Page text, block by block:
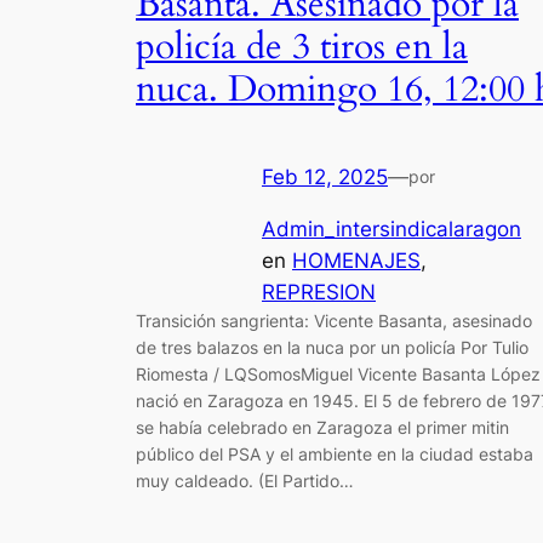
policía de 3 tiros en la
nuca. Domingo 16, 12:00
Feb 12, 2025—por
Admin_intersindicalaragon
en HOMENAJES
REPRESION
Transición sangrienta: Vicente Basanta, asesinado
de tres balazos en la nuca por un policía Por Tulio
Riomesta / LQSomosMiguel Vicente Basanta López
nació en Zaragoza en 1945. El 5 de febrero de
se había celebrado en Zaragoza el primer mitin
público del PSA y el ambiente en la ciudad estaba
muy caldeado. (El Partido…